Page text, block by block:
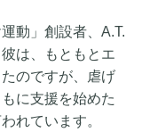
動」創設者、A.T.
は、もともとエ
のですが、虐げ
に支援を始めた
れています。